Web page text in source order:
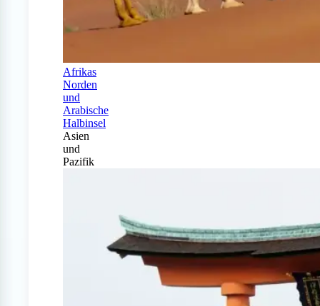
Afrikas
Norden
und
Arabische
Halbinsel
Asien
und
Pazifik